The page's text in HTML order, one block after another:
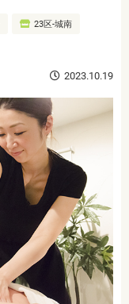
23区-城南
2023.10.19